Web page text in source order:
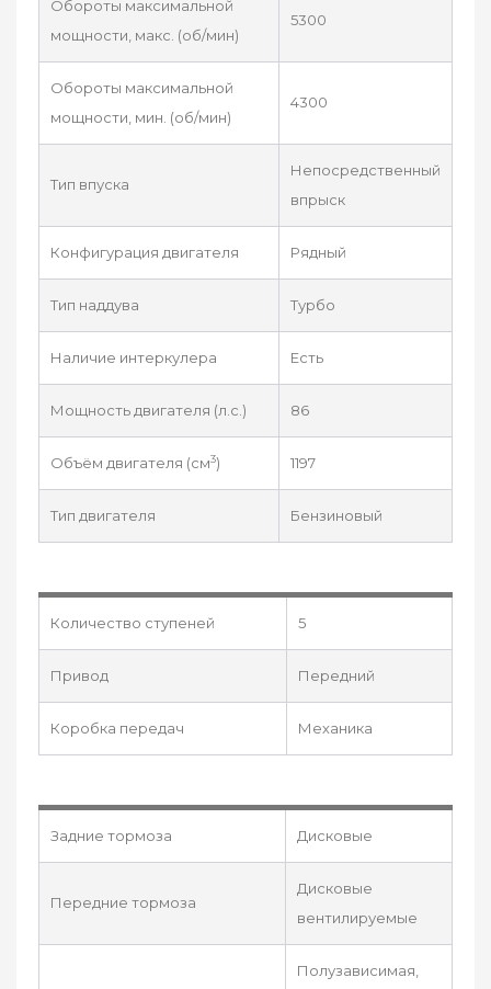
Обороты максимальной
мощности, макс. (об/мин)
5300
Обороты максимальной
мощности, мин. (об/мин)
4300
Тип впуска
Непосредственный
впрыск
Конфигурация двигателя Рядный
Тип наддува Турбо
Наличие интеркулера Есть
Мощность двигателя (л.с.) 86
Объём двигателя (см3) 1197
Тип двигателя Бензиновый
Количество ступеней 5
Привод Передний
Коробка передач Механика
Задние тормоза Дисковые
Передние тормоза
Дисковые
вентилируемые
Полузависимая,